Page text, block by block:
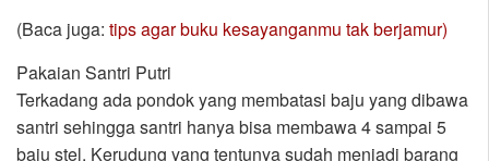
(Baca juga: tips agar buku kesayanganmu tak berjamur)
Pakaian Santri Putri
Terkadang ada pondok yang membatasi baju yang dibawa
santri sehingga santri hanya bisa membawa 4 sampai 5
baju stel. Kerudung yang tentunya sudah menjadi barang